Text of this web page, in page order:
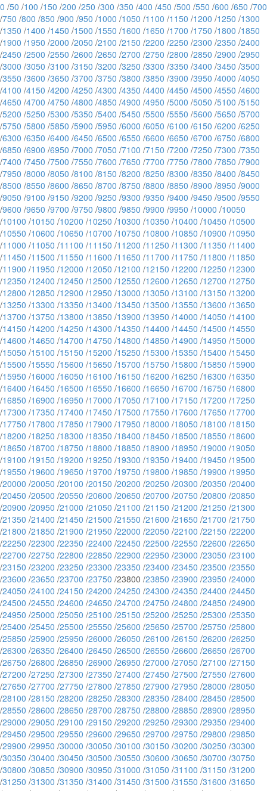
0 /50 /100 /150 /200 /250 /300 /350 /400 /450 /500 /550 /600 /650 /700
/750 /800 /850 /900 /950 /1000 /1050 /1100 /1150 /1200 /1250 /1300
/1350 /1400 /1450 /1500 /1550 /1600 /1650 /1700 /1750 /1800 /1850
/1900 /1950 /2000 /2050 /2100 /2150 /2200 /2250 /2300 /2350 /2400
/2450 /2500 /2550 /2600 /2650 /2700 /2750 /2800 /2850 /2900 /2950
/3000 /3050 /3100 /3150 /3200 /3250 /3300 /3350 /3400 /3450 /3500
/3550 /3600 /3650 /3700 /3750 /3800 /3850 /3900 /3950 /4000 /4050
/4100 /4150 /4200 /4250 /4300 /4350 /4400 /4450 /4500 /4550 /4600
/4650 /4700 /4750 /4800 /4850 /4900 /4950 /5000 /5050 /5100 /5150
/5200 /5250 /5300 /5350 /5400 /5450 /5500 /5550 /5600 /5650 /5700
/5750 /5800 /5850 /5900 /5950 /6000 /6050 /6100 /6150 /6200 /6250
/6300 /6350 /6400 /6450 /6500 /6550 /6600 /6650 /6700 /6750 /6800
/6850 /6900 /6950 /7000 /7050 /7100 /7150 /7200 /7250 /7300 /7350
/7400 /7450 /7500 /7550 /7600 /7650 /7700 /7750 /7800 /7850 /7900
/7950 /8000 /8050 /8100 /8150 /8200 /8250 /8300 /8350 /8400 /8450
/8500 /8550 /8600 /8650 /8700 /8750 /8800 /8850 /8900 /8950 /9000
/9050 /9100 /9150 /9200 /9250 /9300 /9350 /9400 /9450 /9500 /9550
/9600 /9650 /9700 /9750 /9800 /9850 /9900 /9950 /10000 /10050
/10100 /10150 /10200 /10250 /10300 /10350 /10400 /10450 /10500
/10550 /10600 /10650 /10700 /10750 /10800 /10850 /10900 /10950
/11000 /11050 /11100 /11150 /11200 /11250 /11300 /11350 /11400
/11450 /11500 /11550 /11600 /11650 /11700 /11750 /11800 /11850
/11900 /11950 /12000 /12050 /12100 /12150 /12200 /12250 /12300
/12350 /12400 /12450 /12500 /12550 /12600 /12650 /12700 /12750
/12800 /12850 /12900 /12950 /13000 /13050 /13100 /13150 /13200
/13250 /13300 /13350 /13400 /13450 /13500 /13550 /13600 /13650
/13700 /13750 /13800 /13850 /13900 /13950 /14000 /14050 /14100
/14150 /14200 /14250 /14300 /14350 /14400 /14450 /14500 /14550
/14600 /14650 /14700 /14750 /14800 /14850 /14900 /14950 /15000
/15050 /15100 /15150 /15200 /15250 /15300 /15350 /15400 /15450
/15500 /15550 /15600 /15650 /15700 /15750 /15800 /15850 /15900
/15950 /16000 /16050 /16100 /16150 /16200 /16250 /16300 /16350
/16400 /16450 /16500 /16550 /16600 /16650 /16700 /16750 /16800
/16850 /16900 /16950 /17000 /17050 /17100 /17150 /17200 /17250
/17300 /17350 /17400 /17450 /17500 /17550 /17600 /17650 /17700
/17750 /17800 /17850 /17900 /17950 /18000 /18050 /18100 /18150
/18200 /18250 /18300 /18350 /18400 /18450 /18500 /18550 /18600
/18650 /18700 /18750 /18800 /18850 /18900 /18950 /19000 /19050
/19100 /19150 /19200 /19250 /19300 /19350 /19400 /19450 /19500
/19550 /19600 /19650 /19700 /19750 /19800 /19850 /19900 /19950
/20000 /20050 /20100 /20150 /20200 /20250 /20300 /20350 /20400
/20450 /20500 /20550 /20600 /20650 /20700 /20750 /20800 /20850
/20900 /20950 /21000 /21050 /21100 /21150 /21200 /21250 /21300
/21350 /21400 /21450 /21500 /21550 /21600 /21650 /21700 /21750
/21800 /21850 /21900 /21950 /22000 /22050 /22100 /22150 /22200
/22250 /22300 /22350 /22400 /22450 /22500 /22550 /22600 /22650
/22700 /22750 /22800 /22850 /22900 /22950 /23000 /23050 /23100
/23150 /23200 /23250 /23300 /23350 /23400 /23450 /23500 /23550
/23600 /23650 /23700 /23750 /23800 /23850 /23900 /23950 /24000
/24050 /24100 /24150 /24200 /24250 /24300 /24350 /24400 /24450
/24500 /24550 /24600 /24650 /24700 /24750 /24800 /24850 /24900
/24950 /25000 /25050 /25100 /25150 /25200 /25250 /25300 /25350
/25400 /25450 /25500 /25550 /25600 /25650 /25700 /25750 /25800
/25850 /25900 /25950 /26000 /26050 /26100 /26150 /26200 /26250
/26300 /26350 /26400 /26450 /26500 /26550 /26600 /26650 /26700
/26750 /26800 /26850 /26900 /26950 /27000 /27050 /27100 /27150
/27200 /27250 /27300 /27350 /27400 /27450 /27500 /27550 /27600
/27650 /27700 /27750 /27800 /27850 /27900 /27950 /28000 /28050
/28100 /28150 /28200 /28250 /28300 /28350 /28400 /28450 /28500
/28550 /28600 /28650 /28700 /28750 /28800 /28850 /28900 /28950
/29000 /29050 /29100 /29150 /29200 /29250 /29300 /29350 /29400
/29450 /29500 /29550 /29600 /29650 /29700 /29750 /29800 /29850
/29900 /29950 /30000 /30050 /30100 /30150 /30200 /30250 /30300
/30350 /30400 /30450 /30500 /30550 /30600 /30650 /30700 /30750
/30800 /30850 /30900 /30950 /31000 /31050 /31100 /31150 /31200
/31250 /31300 /31350 /31400 /31450 /31500 /31550 /31600 /31650